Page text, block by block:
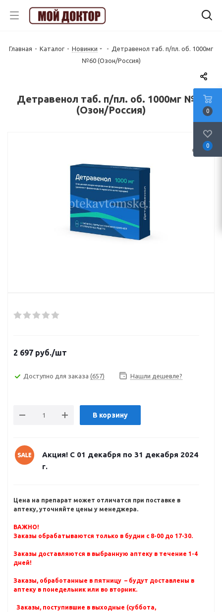
Главная - Каталог - Новинки - Детравенол таб. п/пл. об. 1000мг
№60 (Озон/Россия)
Детравенол таб. п/пл. об. 1000мг №60
(Озон/Россия)
2 697 руб./шт
Доступно для заказа (657) Нашли дешевле?
В корзину
Акция! С 01 декабря по 31 декабря 2024
г.
Цена на препарат может отличатся при поставке в
аптеку, уточняйте цены у менеджера.
ВАЖНО!
Заказы обрабатываются только в будни с 8-00 до 17-30.
Заказы доставляются в выбранную аптеку в течение 1-4
дней!
Заказы, обработанные в пятницу – будут доставлены в
аптеку в понедельник или во вторник.
Заказы, поступившие в выходные (суббота,
0
0